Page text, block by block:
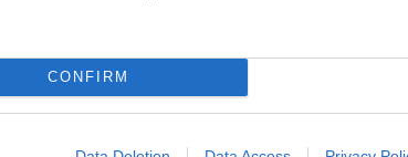
CONFIRM
3,5 φορές